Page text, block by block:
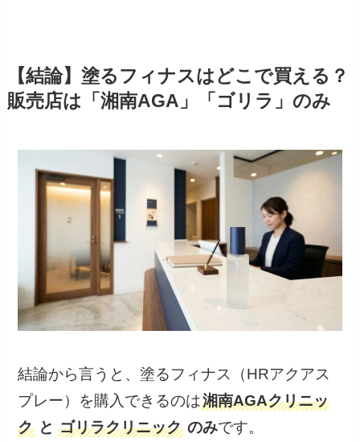
【結論】塗るフィナスはどこで買える？
販売店は「湘南AGA」「ゴリラ」のみ
結論から言うと、塗るフィナス（HRアクアス
プレー）を購入できるのは湘南AGAクリニッ
ク とゴリラクリニック のみです。